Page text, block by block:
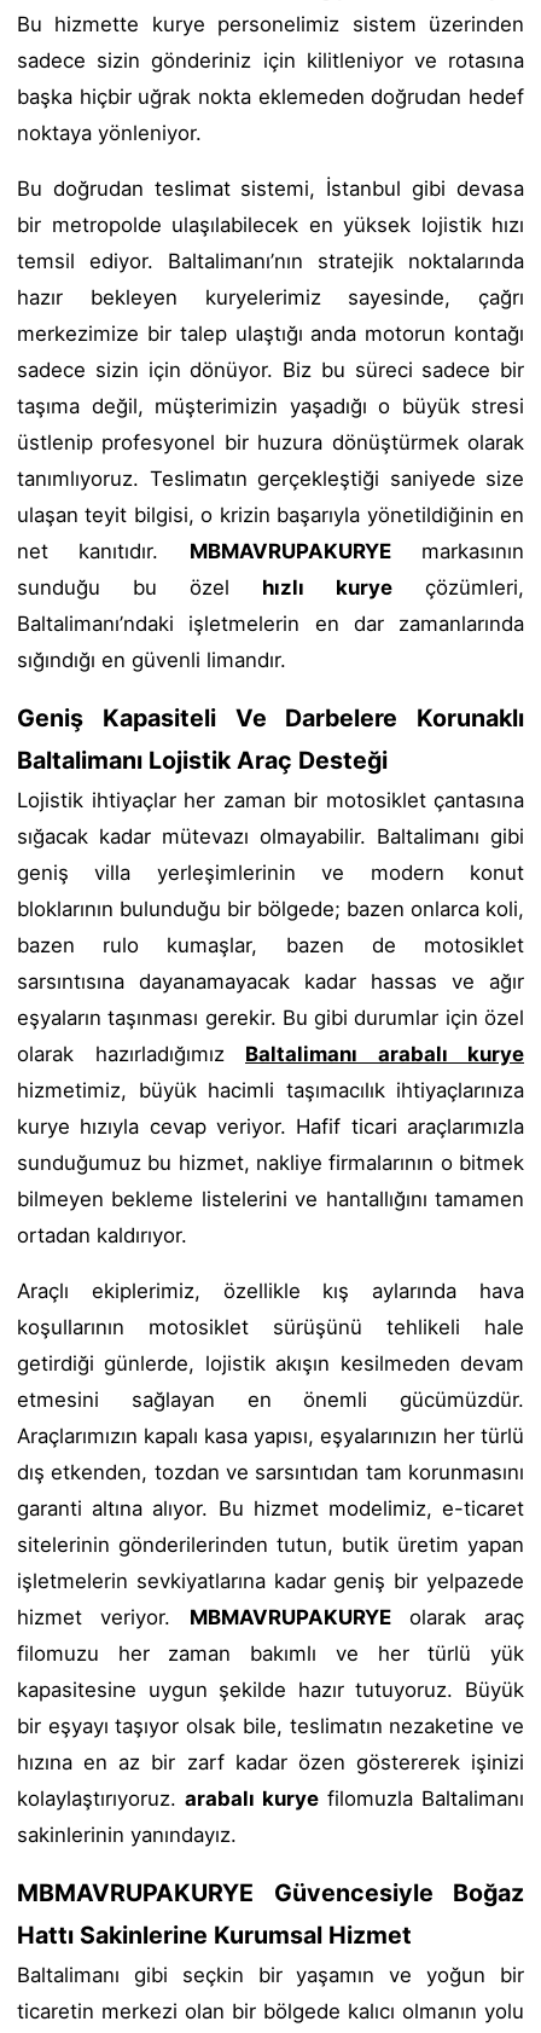
Bu hizmette kurye personelimiz sistem üzerinden
sadece sizin gönderiniz için kilitleniyor ve rotasına
başka hiçbir uğrak nokta eklemeden doğrudan hedef
noktaya yönleniyor.
Bu doğrudan teslimat sistemi, İstanbul gibi devasa
bir metropolde ulaşılabilecek en yüksek lojistik hızı
temsil ediyor. Baltalimanı’nın stratejik noktalarında
hazır bekleyen kuryelerimiz sayesinde, çağrı
merkezimize bir talep ulaştığı anda motorun kontağı
sadece sizin için dönüyor. Biz bu süreci sadece bir
taşıma değil, müşterimizin yaşadığı o büyük stresi
üstlenip profesyonel bir huzura dönüştürmek olarak
tanımlıyoruz. Teslimatın gerçekleştiği saniyede size
ulaşan teyit bilgisi, o krizin başarıyla yönetildiğinin en
net kanıtıdır. MBMAVRUPAKURYEmarkasının
sunduğu bu özel hızlı kurye çözümleri,
Baltalimanı’ndaki işletmelerin en dar zamanlarında
sığındığı en güvenli limandır.
Geniş Kapasiteli Ve Darbelere Korunaklı
Baltalimanı Lojistik Araç Desteği
Lojistik ihtiyaçlar her zaman bir motosiklet çantasına
sığacak kadar mütevazı olmayabilir. Baltalimanı gibi
geniş villa yerleşimlerinin ve modern konut
bloklarının bulunduğu bir bölgede; bazen onlarca koli,
bazen rulo kumaşlar, bazen de motosiklet
sarsıntısına dayanamayacak kadar hassas ve ağır
eşyaların taşınması gerekir. Bu gibi durumlar için özel
olarak hazırladığımız Baltalimanı arabalı kurye
hizmetimiz, büyük hacimli taşımacılık ihtiyaçlarınıza
kurye hızıyla cevap veriyor. Hafif ticari araçlarımızla
sunduğumuz bu hizmet, nakliye firmalarının o bitmek
bilmeyen bekleme listelerini ve hantallığını tamamen
ortadan kaldırıyor.
Araçlı ekiplerimiz, özellikle kış aylarında hava
koşullarının motosiklet sürüşünü tehlikeli hale
getirdiği günlerde, lojistik akışın kesilmeden devam
etmesini sağlayan en önemli gücümüzdür.
Araçlarımızın kapalı kasa yapısı, eşyalarınızın her türlü
dış etkenden, tozdan ve sarsıntıdan tam korunmasını
garanti altına alıyor. Bu hizmet modelimiz, e-ticaret
sitelerinin gönderilerinden tutun, butik üretim yapan
işletmelerin sevkiyatlarına kadar geniş bir yelpazede
hizmet veriyor. MBMAVRUPAKURYEolarak araç
filomuzu her zaman bakımlı ve her türlü yük
kapasitesine uygun şekilde hazır tutuyoruz. Büyük
bir eşyayı taşıyor olsak bile, teslimatın nezaketine ve
hızına en az bir zarf kadar özen göstererek işinizi
kolaylaştırıyoruz. arabalı kurye filomuzla Baltalimanı
sakinlerinin yanındayız.
MBMAVRUPAKURYE Güvencesiyle Boğaz
Hattı Sakinlerine Kurumsal Hizmet
Baltalimanı gibi seçkin bir yaşamın ve yoğun bir
ticaretin merkezi olan bir bölgede kalıcı olmanın yolu